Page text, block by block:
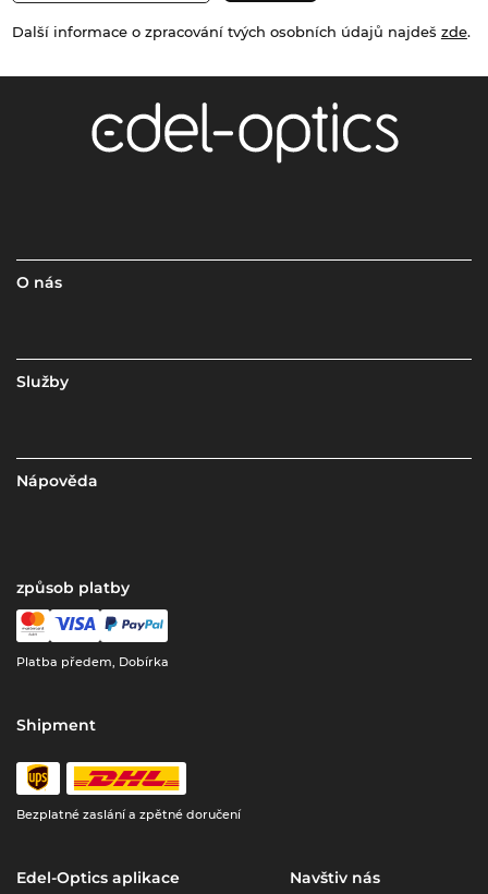
Další informace o zpracování tvých osobních údajů najdeš zde.
O nás
Služby
Nápověda
způsob platby
Platba předem, Dobírka
Shipment
Bezplatné zaslání a zpětné doručení
Edel-Optics aplikace Navštiv nás